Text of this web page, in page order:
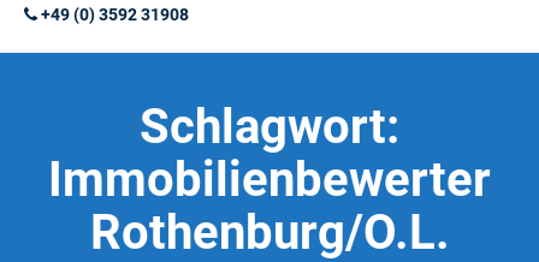
+49 (0) 3592 31908
Schlagwort:
Immobilienbewerter
Rothenburg/O.L.